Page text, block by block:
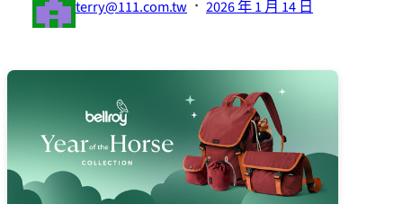
terry@111.com.tw · 2026 年 1 月 14 日